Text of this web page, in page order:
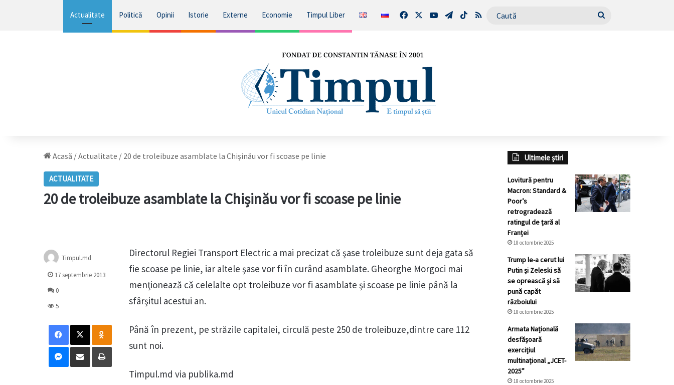
Actualitate Politică Opinii Istorie Externe Economie Timpul Liber FacebookYouTubeTelegram
TikTokRSS Caută
Acasă /Actualitate / 20 de troleibuze asamblate la Chișinău vor fi scoase pe linie
ACTUALITATE
20 de troleibuze asamblate la Chișinău vor fi scoase pe linie
Directorul Regiei Transport Electric a mai precizat că şase troleibuze sunt deja gata să
fie scoase pe linie, iar altele şase vor fi în curând asamblate. Gheorghe Morgoci mai
menţionează că celelalte opt troleibuze vor fi asamblate şi scoase pe linie până la
sfârşitul acestui an.
Până în prezent, pe străzile capitalei, circulă peste 250 de troleibuze,dintre care 112
sunt noi.
Timpul.md via publika.md
Timpul.md
17 septembrie 2013
0
5
Facebook
X Odnoklassniki
Messenger
Distribuie prin mail Tipărește
Ultimele știri
Lovitură pentru
Macron: Standard &
Poor’s
retrogradează
ratingul de țară al
Franței
18 octombrie 2025
Trump le-a cerut lui
Putin și Zeleski să
se oprească și să
pună capăt
războiului
18 octombrie 2025
Armata Națională
desfășoară
exercițiul
multinațional „JCET-
2025”
18 octombrie 2025